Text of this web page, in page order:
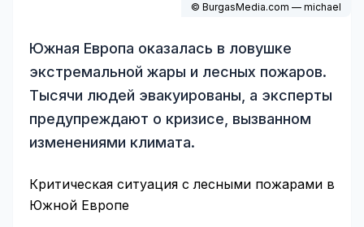
© BurgasMedia.com — michael
Южная Европа оказалась в ловушке
экстремальной жары и лесных пожаров.
Тысячи людей эвакуированы, а эксперты
предупреждают о кризисе, вызванном
изменениями климата.
Критическая ситуация с лесными пожарами в
Южной Европе